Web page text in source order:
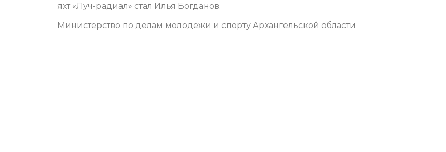
яхт «Луч-радиал» стал Илья Богданов.
Министерство по делам молодежи и спорту Архангельской области